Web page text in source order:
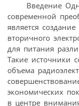
Введение
современной
является
вторичного
для питания
Такие источники
объема
экономических
в центре